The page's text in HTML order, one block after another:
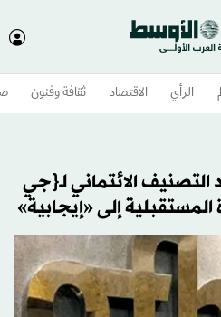
الرأي الاقتصاد ثقافة وفنون
التصنيف الائتماني لـ{جي
إلى «إيجابية»